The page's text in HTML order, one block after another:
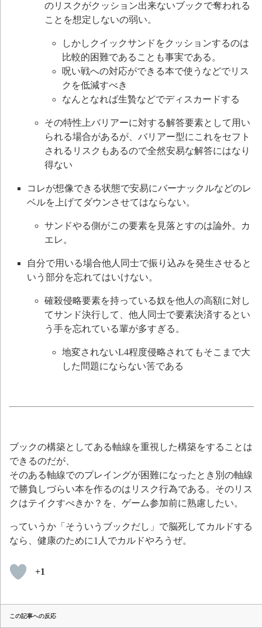
のリスクがクッション出来ないブックで奪われる
ことを想定しないの弱い。
しかしクイックサンドをクッションするのは
比較的困難であることも事実である。
呪い戦への対応ができる本で使うなどでリス
クを低減すべき
なんとなれば生贄などでディスカードする
その特性上バリアーに対する解答要素として用い
られる場合があるが、バリアー型にこれをセフト
されるリスクもあるので全然安易な解答にはなり
得ない
コレが想像できる状態で安易にバーナックルなどのレ
ベルを上げてダウンさせてはならない。
サンドやる側がこの要素を見落とすのは論外。カ
エレ。
自分で用いる場合他人同士で振り込みを発生させると
いう部分を忘れてはいけない。
確殺侵略要素を持っている奴を他人の高額に対し
てサンド決行して、他人同士で要素決済するとい
う手を忘れている輩が多すぎる。
地変されないL4程度侵略されてもそこまで大
した問題にならない筈である
ブックの構築としてある軸線を重視した構築をすることは
できるのだが、
そのある軸線でのプレイングが困難になったとき別の軸線
で勝負しづらい本を作るのはリスク行為である。そのリス
クはテイクすべきか？を、ゲーム参加前に熟慮したい。
っていうか「そういうブックだし」で脳死してカルドする
なら、健康のために1人でカルドやろうぜ。
+1
この記事への反応